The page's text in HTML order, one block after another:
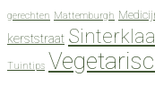
gerechten Mattemburgh
kerststraat
Tuintips